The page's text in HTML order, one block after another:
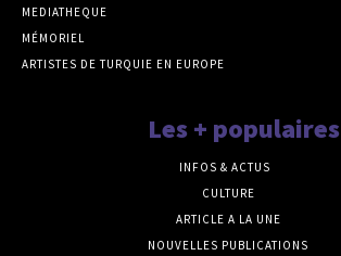
MEDIATHEQUE
MÉMORIEL
ARTISTES DE TURQUIE EN EUROPE
Les + populaires
INFOS & ACTUS
CULTURE
ARTICLE A LA UNE
NOUVELLES PUBLICATIONS